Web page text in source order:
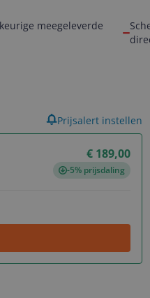
meegeleverde
€ 189,00
-5% prijsdaling
Prijsalert instellen